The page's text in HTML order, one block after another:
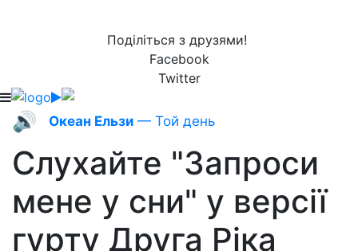
Поділіться з друзями!
Facebook
Twitter
🔊 Океан Ельзи — Той день
Слухайте "Запроси
мене у сни" у версії
гурту Друга Ріка